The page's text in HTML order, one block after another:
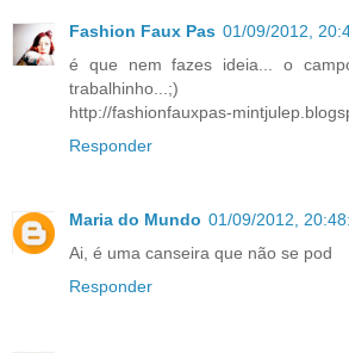
Fashion Faux Pas 01/09/2012,
é que nem fazes ideia... o
trabalhinho...;)
http://fashionfauxpas-
Responder
Maria do Mundo 01/09/2012,
Ai, é uma canseira que não se pod
Responder